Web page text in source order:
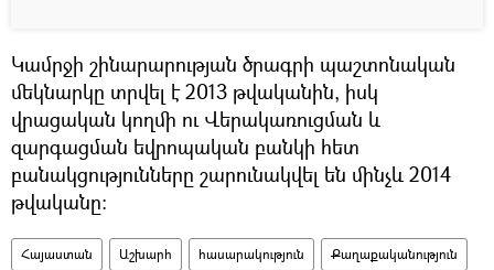
Կամրջի շինարարության ծրագրի պաշտոնական
մեկնարկը տրվել է 2013 թվականին, իսկ
վրացական կողմի ու Վերակառուցման և
զարգացման եվրոպական բանկի հետ
բանակցությունները շարունակվել են մինչև 2014
թվականը։
Հայաստան Աշխարհ հասարակություն Քաղաքականություն